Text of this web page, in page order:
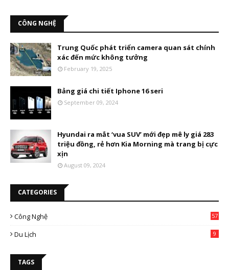
CÔNG NGHỆ
Trung Quốc phát triển camera quan sát chính
xác đến mức không tưởng
February 19, 2025
Bảng giá chi tiết Iphone 16 seri
September 09, 2024
Hyundai ra mắt ‘vua SUV’ mới đẹp mê ly giá 283
triệu đồng, rẻ hơn Kia Morning mà trang bị cực
xịn
August 09, 2024
CATEGORIES
Công Nghệ 57
Du Lịch 9
TAGS